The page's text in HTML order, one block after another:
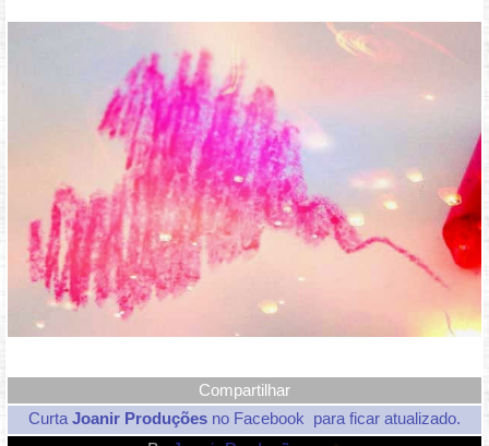
Curta Joanir Produções no Facebook para ficar atualizado.